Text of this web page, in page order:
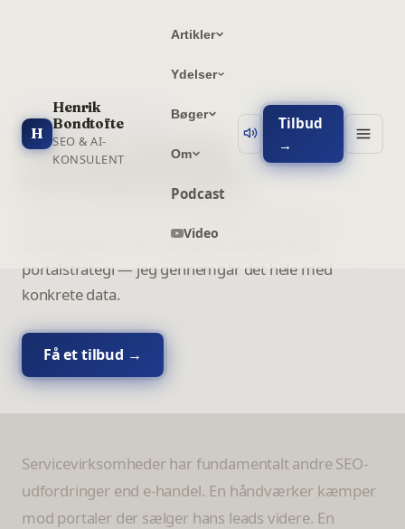
H
Henrik
Bondtofte
SEO & AI-
KONSULENT
Artikler
Ydelser
Bøger
Om
Podcast
Video
Tilbud
→
SERVICE BRANCHEGUIDES
SEO for danske
servicebrancher
specialguides. Lokal synlighed, EEAT-krav og
portalstrategi — jeg gennemgår det hele med
konkrete data.
Få et tilbud →
Servicevirksomheder har fundamentalt andre SEO-
udfordringer end e-handel. En håndværker kæmper
mod portaler der sælger hans leads videre. En